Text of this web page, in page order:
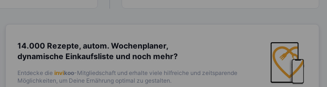
14.000 Rezepte, autom. Wochenplaner,
dynamische Einkaufsliste und noch mehr?
Entdecke die invikoo-Mitgliedschaft und erhalte viele hilfreiche und zeitsparende
Möglichkeiten, um Deine Ernährung optimal zu gestalten.